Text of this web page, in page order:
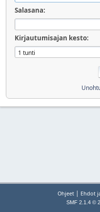
Salasana:
Kirjautumisajan kesto:
Ohjeet | Ehdot
SMF 2.1.4 ©